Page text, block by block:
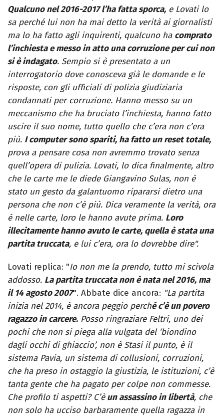
Qualcuno nel 2016-2017 l’ha fatta sporca, e Lovati lo
sa perché lui non ha mai detto la verità ai giornalisti
ma lo ha fatto agli inquirenti, qualcuno ha comprato
l’inchiesta e messo in atto una corruzione per cui non
si è indagato. Sempio si è presentato a un
interrogatorio dove conosceva già le domande e le
risposte, con gli ufficiali di polizia giudiziaria
condannati per corruzione. Hanno messo su un
meccanismo che ha bruciato l’inchiesta, hanno fatto
uscire il suo nome, tutto quello che c’era non c’era
più. I computer sono spariti, ha fatto un reset totale,
prova a pensare cosa non avremmo trovato senza
quell’opera di pulizia. Lovati, lo dica finalmente, altro
che le carte me le diede Giangavino Sulas, non è
stato un gesto da galantuomo ripararsi dietro una
persona che non c’è più. Dica veramente la verità, ora
è nelle carte, loro le hanno avute prima. Loro
illecitamente hanno avuto le carte, quella è stata una
partita truccata, e lui c’era, ora lo dovrebbe dire".
Lovati replica: "Io non me la prendo, tutto mi scivola
addosso. La partita truccata non è nata nel 2016, ma
il 14 agosto 2007". Abbate dice ancora: "La partita
inizia nel 2014, è ancora peggio perché c’è un povero
ragazzo in carcere. Posso ringraziare Feltri, uno dei
pochi che non si piega alla vulgata del ‘biondino
dagli occhi di ghiaccio’, non è Stasi il punto, è il
sistema Pavia, un sistema di collusioni, corruzioni,
che ha preso in ostaggio la giustizia, le istituzioni, c’è
tanta gente che ha pagato per colpe non commesse.
Che profilo ti aspetti? C’èun assassino in libertà, che
non solo ha ucciso barbaramente quella ragazza in